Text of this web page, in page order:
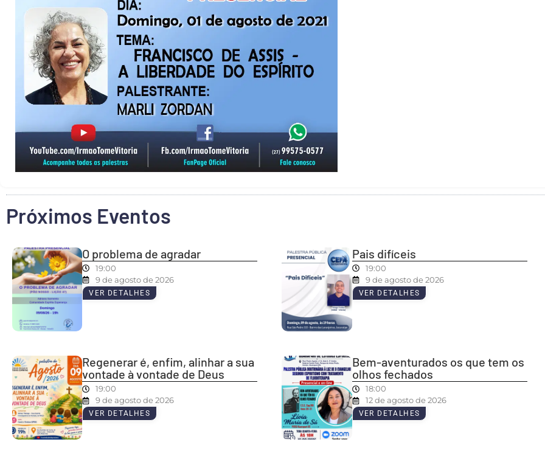
Próximos Eventos
O problema de agradar
19:00
9 de agosto de 2026
VER DETALHES
Pais difíceis
19:00
9 de agosto de 2026
VER DETALHES
Regenerar é, enfim, alinhar a sua
vontade à vontade de Deus
19:00
9 de agosto de 2026
VER DETALHES
Bem-aventurados os que tem os
olhos fechados
18:00
12 de agosto de 2026
VER DETALHES